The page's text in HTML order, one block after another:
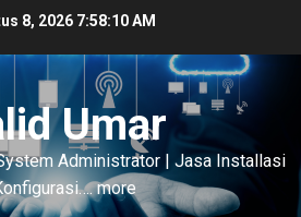
8, 2026 7:58:10 AM
Umar
Administrator | Jasa Installasi
more